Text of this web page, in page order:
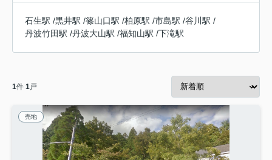
石生駅 /黒井駅 /篠山口駅 /柏原駅 /市島駅 /谷川駅 /
丹波竹田駅 /丹波大山駅 /福知山駅 /下滝駅
1件 1戸
売地